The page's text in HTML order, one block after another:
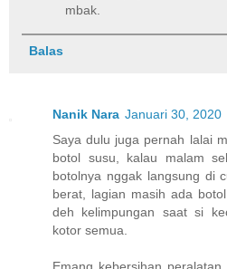
mbak.
Balas
Nanik Nara Januari 30, 2020
Saya dulu juga pernah lalai
botol susu, kalau malam
botolnya nggak langsung di
berat, lagian masih ada
deh kelimpungan saat si
kotor semua.